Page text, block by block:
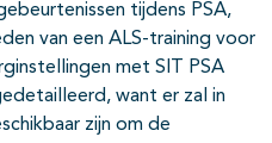
tijdens PSA,
van een ALS-training voor
met SIT PSA
want er zal in
zijn om de